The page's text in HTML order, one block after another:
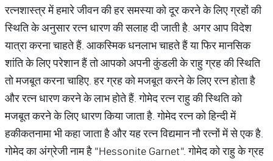
रत्नशास्त्र में हमारे जीवन की हर समस्या को दूर करने के लिए ग्रहों की
स्थिति के अनुसार रत्न धारण की सलाह दी जाती है. अगर आप विदेश
यात्रा करना चाहते हैं. आकस्मिक धनलाभ चाहते हैं या फिर मानसिक
शांति के लिए परेशान हैं तो आपको अपनी कुंडली के राहु ग्रह की स्थिति
तो मजबूत करना चाहिए. हर ग्रह को मजबूत करने के लिए रत्न होता है
और रत्न धारण करने के लाभ होते हैं. गोमेद रत्न राहु की स्थिति को
मजबूत करने के लिए धारण किया जाता है. गोमेद रत्न को हिन्दी में
हकीकतनामा भी कहा जाता है और यह रत्न विद्यमान नौ रत्नों में से एक है.
गोमेद का अंग्रेजी नाम है "Hessonite Garnet". गोमेद को राहु के ग्रह